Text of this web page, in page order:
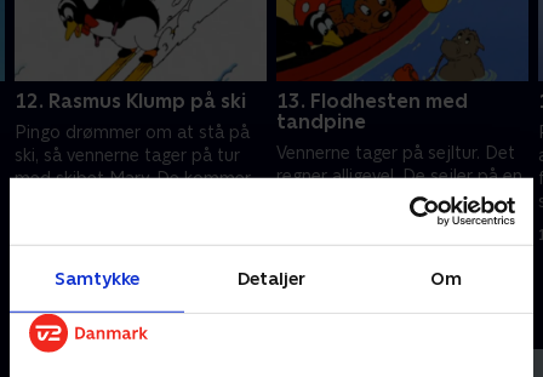
Samtykke Detaljer Om
12. Rasmus Klump på ski
Pingo drømmer om at stå på
ski, så vennerne tager på tur
med skibet Mary. De kommer
13. Flodhesten med
tandpine
Vennerne tager på sejltur. Det
regner alligevel. De sejler på en
flodhest i floden. Flodhesten
har tandpine og forsøger at
trække en tand ud.
Andre så også